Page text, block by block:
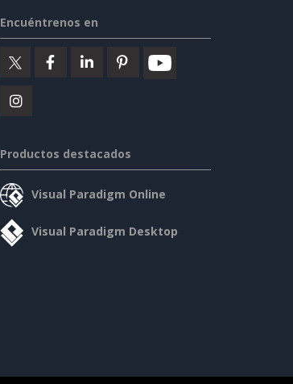
Encuéntrenos en
Productos destacados
Visual Paradigm Online
Visual Paradigm Desktop